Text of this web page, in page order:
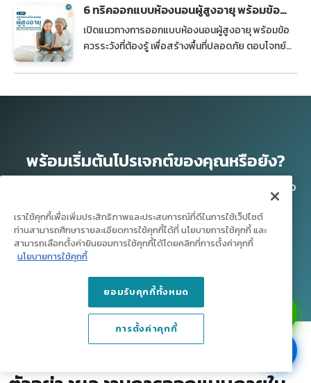
6 ทริคออกแบบห้องนอนผู้สูงอายุ พร้อมข้อ
ควรระวังที่ต้องรู้
เปิดแนวทางการออกแบบห้องนอนผู้สูงอายุ พร้อมข้อ
ควรระวังที่ต้องรู้ เพื่อสร้างพื้นที่ปลอดภัย ตอบโจทย์
พร้อมเริ่มต้นโปรเจกต์ของคุณหรือยัง?
ด้วยทีมงานมืออาชีพ รับประกันงาน 1 ปีเต็ม กับ dooDeco
ลงทะเบียนนัดสำรวจ
แอดไลน์ เพื่อรับโปรโมชันพิเศษ
เราใช้คุกกี้เพื่อเพิ่มประสิทธิภาพและประสบการณ์ที่ดีในการใช้เว็ปไซต์
ท่านสามารถศึกษารายละเอียดการใช้คุกกี้ได้ที่ นโยบายการใช้คุกกี้ และ
สามารถเลือกตั้งค่ายินยอมการใช้คุกกี้ได้โดยคลิกที่การตั้งค่าคุกกี้
นโยบายการใช้คุกกี้
ยอมรับคุกกี้ทั้งหมด
การตั้งค่าคุกกี้